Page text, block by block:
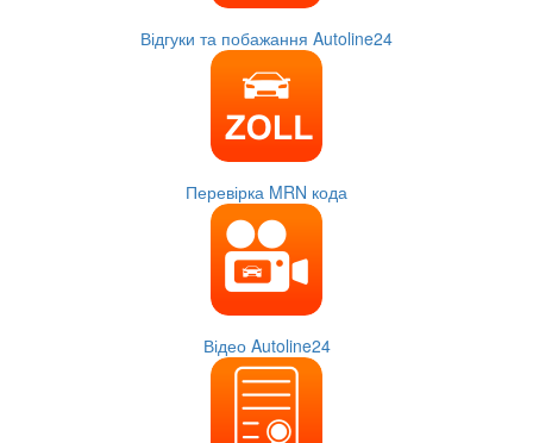
Відгуки та побажання Autoline24
Перевірка MRN кода
Відео Autoline24